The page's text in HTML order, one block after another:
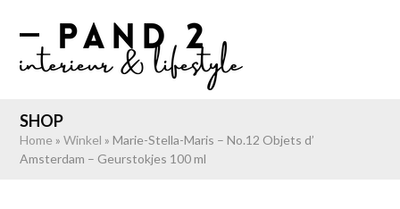
content
Open
menu
Close
menu
SHOP
Home »Winkel »Marie-Stella-Maris – No.12 Objets d’
Amsterdam – Geurstokjes 100 ml